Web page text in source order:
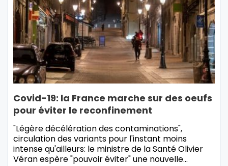
Covid-19: la France marche sur des oeufs
pour éviter le reconfinement
"Légère décélération des contaminations",
circulation des variants pour l'instant moins
intense qu'ailleurs: le ministre de la Santé Olivier
Véran espère "pouvoir éviter" une nouvelle…